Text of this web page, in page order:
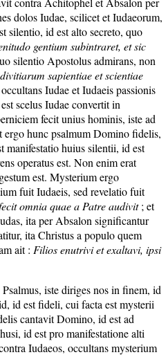
dolos Iudae, scilicet et Iudaeorum,
silentio, id est alto secreto, quo
gentium subintraret, et sic
silentio Apostolus admirans, non
sapientiae et scientiae
Iudae et Iudaeis passionis
scelus Iudae convertit in
fecit unius hominis, iste ad
hunc psalmum Domino fidelis,
manifestatio huius silentii, id est
operatus est. Non enim erat
est. Mysterium ergo
fuit Iudaeis, sed revelatio fuit
omnia quae a Patre audivit; et
ita per Absalon significantur
ita Christus a populo quem
ait : Filios enutrivi et exaltavi, ipsi
iste diriges nos in finem, id
id est fideli, cui facta est mysterii
cantavit Domino, id est ad
id est pro manifestatione alti
Iudaeos, occultans mysterium